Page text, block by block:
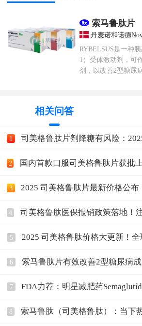
索马鲁肽片
丹麦诺和诺德
RYBELSUS是一种
1）受体激动剂，可
剂，以改善2型糖尿
相关问答
1 司美格鲁肽片剂降糖有风险：
忌清单
2 国内首款口服司美格鲁肽片获批
糖新选择，用药
3 2025 司美格鲁肽片最新价格公布
价差
4 司美格鲁肽医保报销政策落地！
片剂暂未进
5 2025 司美格鲁肽价格大更新！
6 索马鲁肽片有效改善2型糖尿病
7 FDA力荐：明星减肥药
解
8 索马鲁肽（司美格鲁肽）：当下